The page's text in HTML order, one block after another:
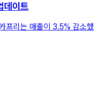
데이트
프리는 매출이 3.5% 감소했